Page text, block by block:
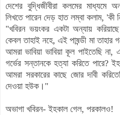
দেশের বুদ্ধিজীবীরা কলমের মাধ্যমে
লিখতে পারেন দেড় হাত লম্বা কলাম, 'কী
"খবিরন ভয়ংকর একটা অন্যায়
কেবল তাহাই নহে, এই পাষন্ডী মা তাহার
আমরা ভাবিয়া ভাবিয়া কূল পাইতেছি
গর্ভের সন্তানকে হত্যা করিতে পারে?
আমরা সরকারের কাছে জোর দাবী
দেওয়া হউক।"
অভাগা খবিরন- ইহকাল গেল, পরকালও!